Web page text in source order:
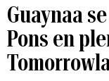
Guaynaa
Pons en